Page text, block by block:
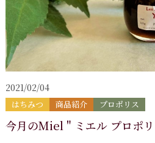
2021/02/04
はちみつ 商品紹介 プロポリス
今月のMiel " ミエル プロポ